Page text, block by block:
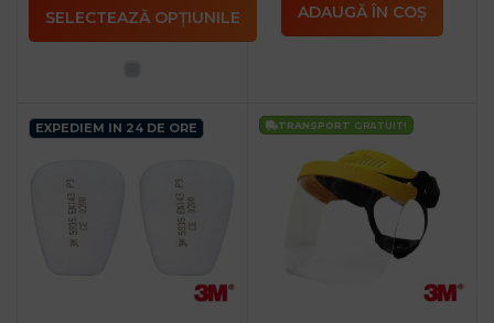
SELECTEAZĂ OPȚIUNILE ADAUGĂ ÎN COȘ
EXPEDIEM IN 24 DE ORE TRANSPORT GRATUIT!